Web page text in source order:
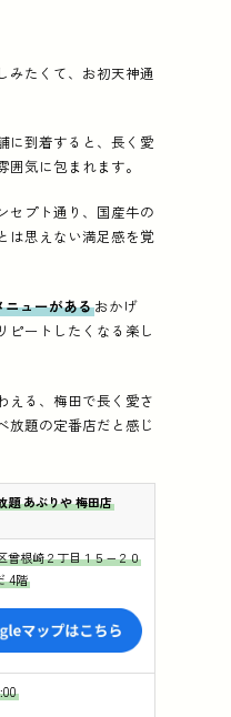
みたくて、お初天神通
に到着すると、長く愛
気に包まれます。
セプト通り、国産牛の
は思えない満足感を覚
ニューがあるおかげ
ピートしたくなる楽し
える、梅田で長く愛さ
放題の定番店だと感じ
題 あぶりや 梅田店
曾根崎２丁目１５−２０
4階